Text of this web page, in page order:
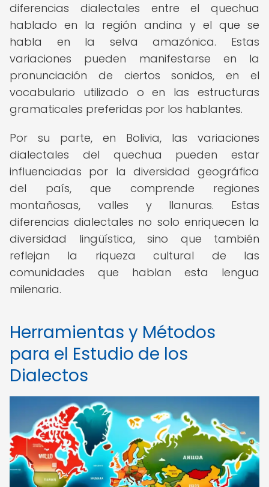
diferencias dialectales entre el quechua
hablado en la región andina y el que se
habla en la selva amazónica. Estas
variaciones pueden manifestarse en la
pronunciación de ciertos sonidos, en el
vocabulario utilizado o en las estructuras
gramaticales preferidas por los hablantes.
Por su parte, en Bolivia, las variaciones
dialectales del quechua pueden estar
influenciadas por la diversidad geográfica
del país, que comprende regiones
montañosas, valles y llanuras. Estas
diferencias dialectales no solo enriquecen la
diversidad lingüística, sino que también
reflejan la riqueza cultural de las
comunidades que hablan esta lengua
milenaria.
Herramientas y Métodos
para el Estudio de los
Dialectos